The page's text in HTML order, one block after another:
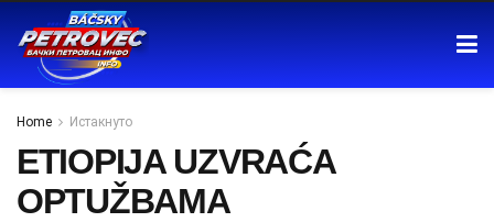
Home Истакнуто
ETIOPIJA UZVRAĆA
OPTUŽBAMA